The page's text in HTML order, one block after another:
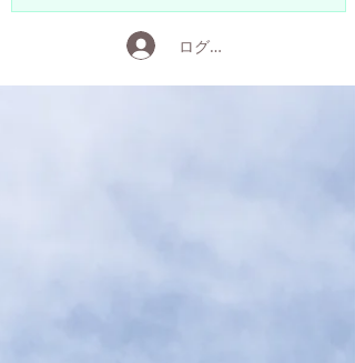
ログイン